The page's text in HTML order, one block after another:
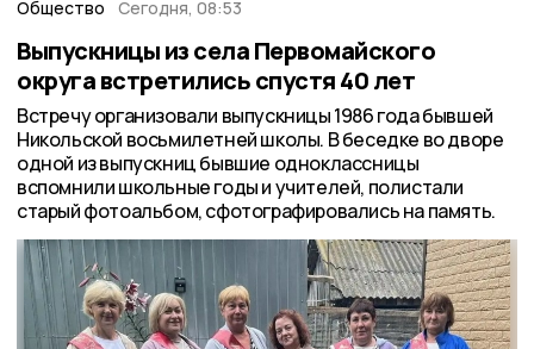
Общество Сегодня, 08:53
Выпускницы из села Первомайского
округа встретились спустя 40 лет
Встречу организовали выпускницы 1986 года бывшей
Никольской восьмилетней школы. В беседке во дворе
одной из выпускниц бывшие одноклассницы
вспомнили школьные годы и учителей, полистали
старый фотоальбом, сфотографировались на память.